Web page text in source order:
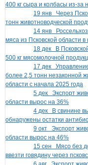
400 кг сыра и колбасы из-за
19 янв Через
тонн животноводческой
14 янв
мяса из Псковской области в
18 дек В
500 кг мясомолочной
17 дек
более 2,5 тонн незаконной
области с начала 2025 года
5 дек Экспорт
области вырос на 36%
4 дек В свинине
обнаружены остатки
9 окт Экспорт
области вырос на 46%
15 сен Мясо без
ввезти говядину через